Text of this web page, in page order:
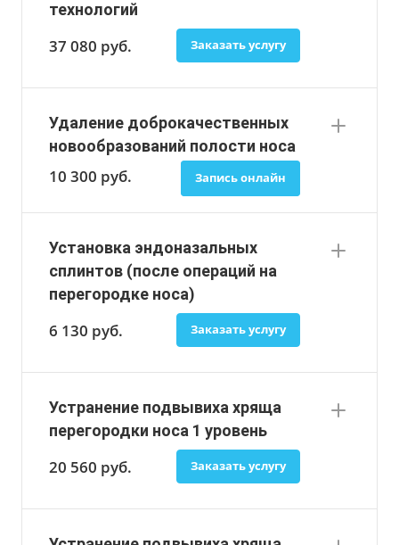
технологий
37 080 руб. Заказать услугу
Удаление доброкачественных
новообразований полости носа
10 300 руб. Запись онлайн
Установка эндоназальных
сплинтов (после операций на
перегородке носа)
6 130 руб. Заказать услугу
Устранение подвывиха хряща
перегородки носа 1 уровень
20 560 руб. Заказать услугу